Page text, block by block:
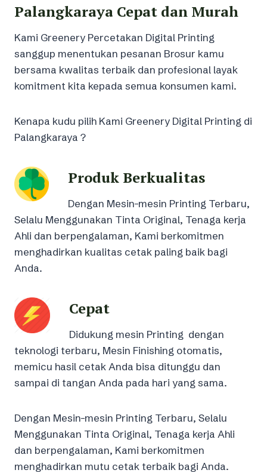
Palangkaraya Cepat dan Murah
Kami Greenery Percetakan Digital Printing
sanggup menentukan pesanan Brosur kamu
bersama kwalitas terbaik dan profesional layak
komitment kita kepada semua konsumen kami.
Kenapa kudu pilih Kami Greenery Digital Printing di
Palangkaraya ?
Produk Berkualitas
Dengan Mesin-mesin Printing Terbaru,
Selalu Menggunakan Tinta Original, Tenaga kerja
Ahli dan berpengalaman, Kami berkomitmen
menghadirkan kualitas cetak paling baik bagi
Anda.
Cepat
Didukung mesin Printing dengan
teknologi terbaru, Mesin Finishing otomatis,
memicu hasil cetak Anda bisa ditunggu dan
sampai di tangan Anda pada hari yang sama.
Dengan Mesin-mesin Printing Terbaru, Selalu
Menggunakan Tinta Original, Tenaga kerja Ahli
dan berpengalaman, Kami berkomitmen
menghadirkan mutu cetak terbaik bagi Anda.